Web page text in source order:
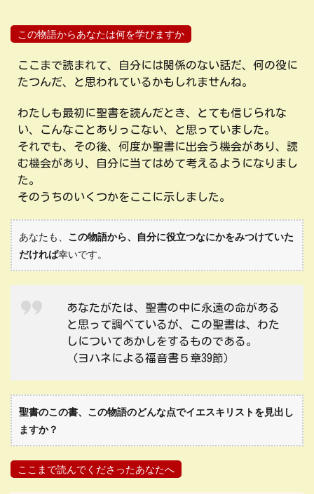
この物語からあなたは何を学びますか
ここまで読まれて、自分には関係のない話だ、何の役に
たつんだ、と思われているかもしれませんね。
わたしも最初に聖書を読んだとき、とても信じられな
い、こんなことありっこない、と思っていました。
それでも、その後、何度か聖書に出会う機会があり、読
む機会があり、自分に当てはめて考えるようになりまし
た。
そのうちのいくつかをここに示しました。
あなたも、 この物語から、自分に役立つなにかをみつけていた
だければ幸いです。
あなたがたは、聖書の中に永遠の命がある
と思って調べているが、この聖書は、わた
しについてあかしをするものである。
（ヨハネによる福音書５章39節）
聖書のこの書、この物語のどんな点でイエスキリストを見出し
ますか？
ここまで読んでくださったあなたへ